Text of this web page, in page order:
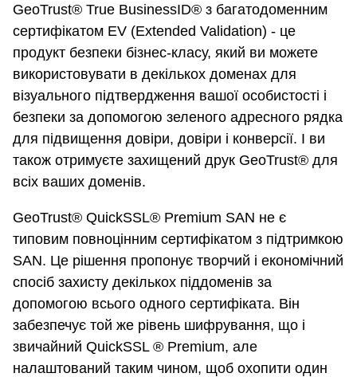
GeoTrust® True BusinessID® з багатодоменним
сертифікатом EV (Extended Validation) - це
продукт безпеки бізнес-класу, який ви можете
використовувати в декількох доменах для
візуального підтвердження вашої особистості і
безпеки за допомогою зеленого адресного рядка
для підвищення довіри, довіри і конверсії. І ви
також отримуєте захищений друк GeoTrust® для
всіх ваших доменів.
GeoTrust® QuickSSL® Premium SAN не є
типовим повноцінним сертифікатом з підтримкою
SAN. Це рішення пропонує творчий і економічний
спосіб захисту декількох піддоменів за
допомогою всього одного сертифіката. Він
забезпечує той же рівень шифрування, що і
звичайний QuickSSL ® Premium, але
налаштований таким чином, щоб охопити один